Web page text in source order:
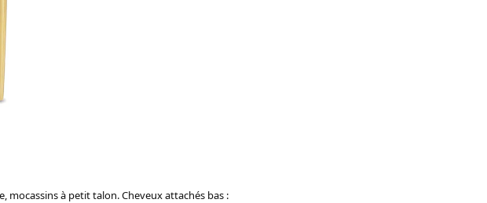
à petit talon. Cheveux attachés bas :